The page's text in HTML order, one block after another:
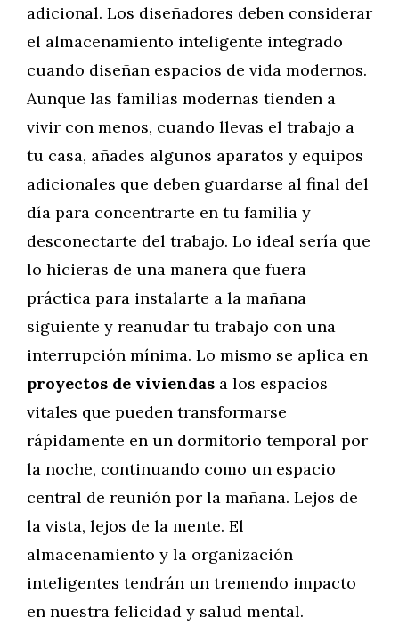
adicional. Los diseñadores deben considerar
el almacenamiento inteligente integrado
cuando diseñan espacios de vida modernos.
Aunque las familias modernas tienden a
vivir con menos, cuando llevas el trabajo a
tu casa, añades algunos aparatos y equipos
adicionales que deben guardarse al final del
día para concentrarte en tu familia y
desconectarte del trabajo. Lo ideal sería que
lo hicieras de una manera que fuera
práctica para instalarte a la mañana
siguiente y reanudar tu trabajo con una
interrupción mínima. Lo mismo se aplica en
proyectos de viviendas a los espacios
vitales que pueden transformarse
rápidamente en un dormitorio temporal por
la noche, continuando como un espacio
central de reunión por la mañana. Lejos de
la vista, lejos de la mente. El
almacenamiento y la organización
inteligentes tendrán un tremendo impacto
en nuestra felicidad y salud mental.